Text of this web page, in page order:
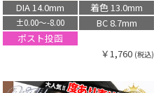
DIA 14.0mm
着色 13.0mm
±0.00〜-8.00
BC 8.7mm
ポスト投函
￥1,760 (税込)